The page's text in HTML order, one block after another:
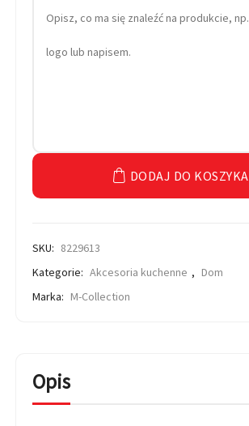
DODAJ DO KOSZYKA
SKU: 8229613
Kategorie: Akcesoria kuchenne , Dom
Marka: M-Collection
Opis